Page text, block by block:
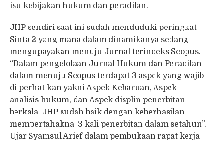
isu kebijakan hukum dan peradilan.
JHP sendiri saat ini sudah menduduki peringkat
Sinta 2 yang mana dalam dinamikanya sedang
mengupayakan menuju Jurnal terindeks Scopus.
“Dalam pengelolaan Jurnal Hukum dan Peradilan
dalam menuju Scopus terdapat 3 aspek yang wajib
di perhatikan yakni Aspek Kebaruan, Aspek
analisis hukum, dan Aspek displin penerbitan
berkala. JHP sudah baik dengan keberhasilan
mempertahakna 3 kali penerbitan dalam setahun”.
Ujar Syamsul Arief dalam pembukaan rapat kerja